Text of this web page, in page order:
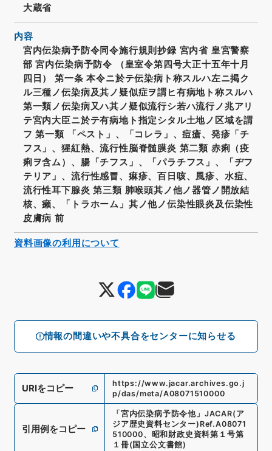
情報の間違いや不具合をセンターに知らせる
大蔵省
内容
宮内伝染病予防令同令施行規則抄録 宮内省 皇宮警察
部 宮内伝染病予防令 （皇室令第四号大正十五年十月
四日） 第一条 本令ニ於テ伝染病ト称スルハ左ニ掲ク
ル三種ノ伝染病及其ノ疑似症ヲ謂ヒ有病地ト称スルハ
第一類ノ伝染病又ハ其ノ疑似流行シ若ハ流行ノ兆アリ
テ宮内大臣ニ於テ有病地ト指定シタル土地ノ区域を謂
フ 第一類 「ペスト」、「コレラ」、痘瘡、発疹「チ
フス」、猩紅熱、流行性脳脊髄膜炎 第二類 赤痢（疫
痢ヲ含ム）、腸「チフス」、「パラチフス」、「ヂフ
テリア」、流行性感冒、痳疹、百日咳、風疹、水痘、
流行性耳下腺炎 第三類 肺喉頭其ノ他ノ器管ノ開放結
核、癩、「トラホーム」其ノ他ノ伝染性眼炎及伝染性
皮膚病 前
URIをコピー
https://www.jacar.archives.go.j
p/das/meta/A08071510000
引用例をコピー
「 宮内伝染病予防令他」 JACAR(ア
ジア歴史資料センター) Ref.A08071
510000、 昭和財政史資料第１号第
１冊(国立公文書館)
資料画像の利用について